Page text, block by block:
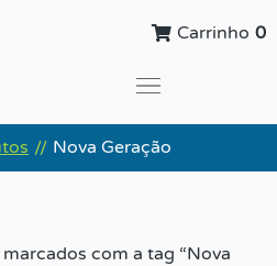
Carrinho 0
// Nova Geração
com a tag “Nova